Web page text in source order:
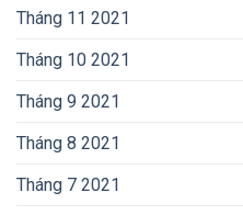
Tháng 11 2021
Tháng 10 2021
Tháng 9 2021
Tháng 8 2021
Tháng 7 2021